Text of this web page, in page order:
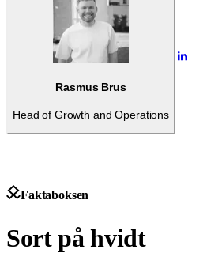
Rasmus Brus
Head of Growth and Operations
Faktaboksen
Sort på hvidt